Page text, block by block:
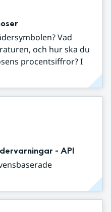
Vad
och hur ska du
procentsiffror? I
- API